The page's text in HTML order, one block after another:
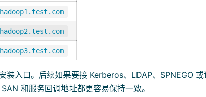
hadoop1.test.com
hadoop2.test.com
hadoop3.test.com
装入口。后续如果要接 Kerberos、LDAP、SPNEGO
和服务回调地址都更容易保持一致。